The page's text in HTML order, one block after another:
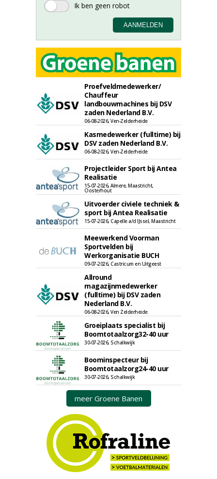
Proefveldmedewerker/
Chauffeur
landbouwmachines bij DSV
zaden Nederland B.V.
06-08-2026, Ven-Zelderheide
Kasmedewerker (fulltime) bij
DSV zaden Nederland B.V.
06-08-2026, Ven-Zelderheide
Projectleider Sport bij Antea
Realisatie
15-07-2026, Almere, Maastricht,
Oosterhout
Uitvoerder civiele techniek &
sport bij Antea Realisatie
15-07-2026, Capelle a/d IJssel, Maastricht
Meewerkend Voorman
Sportvelden bij
Werkorganisatie BUCH
09-07-2026, Castricum en Uitgeest
Allround
magazijnmedewerker
(fulltime) bij DSV zaden
Nederland B.V.
06-08-2026, Ven Zelderheide
Groeiplaats specialist bij
Boomtotaalzorg32-40 uur
30-07-2026, Schalkwijk
Boominspecteur bij
Boomtotaalzorg24-40 uur
30-07-2026, Schalkwijk
meer Groene Banen